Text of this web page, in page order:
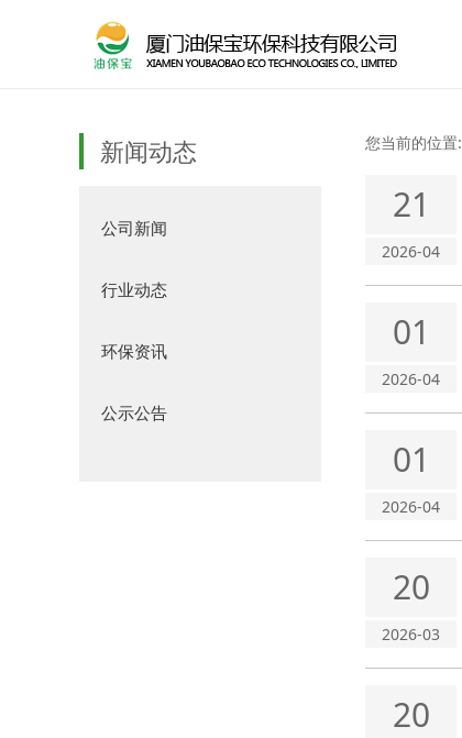
新闻动态
公司新闻
行业动态
环保资讯
公示公告
您当前的位置:
21
2026-04
01
2026-04
01
2026-04
20
2026-03
20